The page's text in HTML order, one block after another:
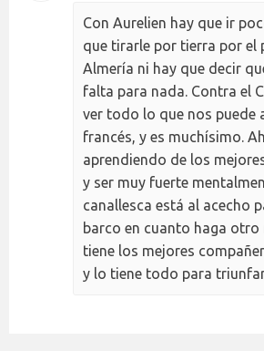
Con Aurelien hay que ir
que tirarle por tierra por el
Almería ni hay que decir
falta para nada. Contra el
ver todo lo que nos puede
francés, y es muchísimo.
aprendiendo de los
y ser muy fuerte
canallesca está al acecho
barco en cuanto haga
tiene los mejores
y lo tiene todo para